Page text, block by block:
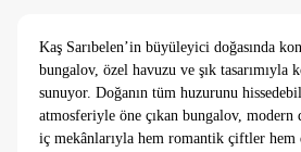
Kaş Sarıbelen’in büyüleyici doğasında
bungalov, özel havuzu ve şık tasarımıyla
sunuyor. Doğanın tüm huzurunu
atmosferiyle öne çıkan bungalov, modern
iç mekânlarıyla hem romantik çiftler